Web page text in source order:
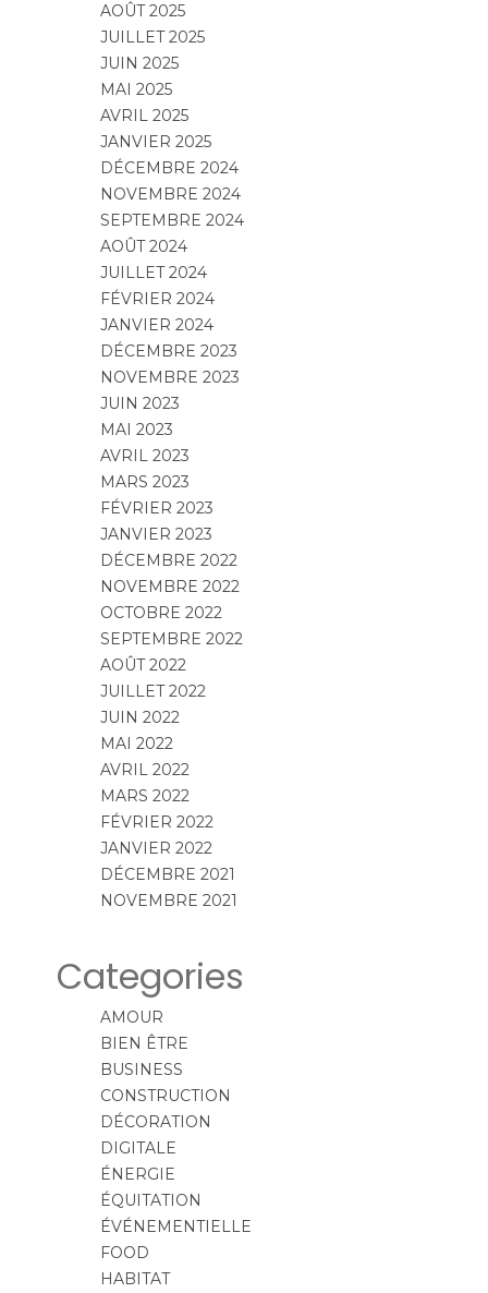
AOÛT 2025
JUILLET 2025
JUIN 2025
MAI 2025
AVRIL 2025
JANVIER 2025
DÉCEMBRE 2024
NOVEMBRE 2024
SEPTEMBRE 2024
AOÛT 2024
JUILLET 2024
FÉVRIER 2024
JANVIER 2024
DÉCEMBRE 2023
NOVEMBRE 2023
JUIN 2023
MAI 2023
AVRIL 2023
MARS 2023
FÉVRIER 2023
JANVIER 2023
DÉCEMBRE 2022
NOVEMBRE 2022
OCTOBRE 2022
SEPTEMBRE 2022
AOÛT 2022
JUILLET 2022
JUIN 2022
MAI 2022
AVRIL 2022
MARS 2022
FÉVRIER 2022
JANVIER 2022
DÉCEMBRE 2021
NOVEMBRE 2021
Categories
AMOUR
BIEN ÊTRE
BUSINESS
CONSTRUCTION
DÉCORATION
DIGITALE
ÉNERGIE
ÉQUITATION
ÉVÉNEMENTIELLE
FOOD
HABITAT